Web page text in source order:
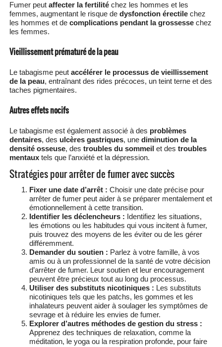
Fumer peut affecter la fertilitéchez les hommes et les
femmes, augmentant le risque de dysfonction érectilechez
les hommes et de complications pendant la grossessechez
les femmes.
Vieillissement prématuré de la peau
Le tabagisme peut accélérer le processus de vieillissement
de la peau, entraînant des rides précoces, un teint terne et des
taches pigmentaires.
Autres effets nocifs
Le tabagisme est également associé à des problèmes
dentaires, des ulcères gastriques, une diminution de la
densité osseuse, des troubles du sommeilet des troubles
mentauxtels que l’anxiété et la dépression.
Stratégies pour arrêter de fumer avec succès
Fixer une date d’arrêt : Choisir une date précise pour
arrêter de fumer peut aider à se préparer mentalement et
émotionnellement à cette transition.
Identifier les déclencheurs : Identifiez les situations,
les émotions ou les habitudes qui vous incitent à fumer,
puis trouvez des moyens de les éviter ou de les gérer
différemment.
Demander du soutien : Parlez à votre famille, à vos
amis ou à un professionnel de la santé de votre décision
d’arrêter de fumer. Leur soutien et leur encouragement
peuvent être précieux tout au long du processus.
Utiliser des substituts nicotiniques : Les substituts
nicotiniques tels que les patchs, les gommes et les
inhalateurs peuvent aider à soulager les symptômes de
sevrage et à réduire les envies de fumer.
Explorer d’autres méthodes de gestion du stress :
Apprenez des techniques de relaxation, comme la
méditation, le yoga ou la respiration profonde, pour faire